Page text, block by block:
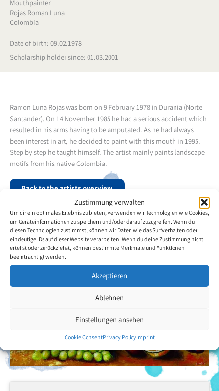
Zustimmung verwalten
Um dir ein optimales Erlebnis zu bieten, verwenden wir Technologien wie Cookies,
um Geräteinformationen zu speichern und/oder darauf zuzugreifen. Wenn du
diesen Technologien zustimmst, können wir Daten wie das Surfverhalten oder
eindeutige IDs auf dieser Website verarbeiten. Wenn du deine Zustimmung nicht
erteilst oder zurückziehst, können bestimmte Merkmale und Funktionen
beeinträchtigt werden.
Akzeptieren
Ablehnen
Einstellungen ansehen
Cookie ConsentPrivacy PolicyImprint
Mouthpainter
Rojas Roman Luna
Colombia
Date of birth: 09.02.1978
Scholarship holder since: 01.03.2001
Ramon Luna Rojas was born on 9 February 1978 in Durania (Norte
Santander). On 14 November 1985 he had a serious accident which
resulted in his arms having to be amputated. As he had always
been interest in art, he decided to paint with this mouth in 1995.
Step by step he taught himself. The artist mainly paints landscape
motifs from his native Colombia.
Back to the artists overview